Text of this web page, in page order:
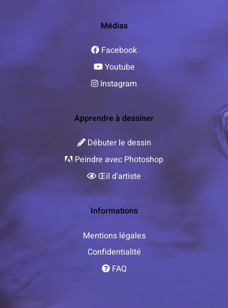
Médias
Facebook
Youtube
Instagram
Apprendre à dessiner
Débuter le dessin
Peindre avec Photoshop
Œil d'artiste
Informations
Mentions légales
Confidentialité
FAQ